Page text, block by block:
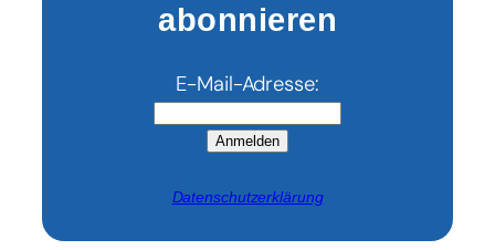
abonnieren
E-Mail-Adresse:
Anmelden
Datenschutzerklärung